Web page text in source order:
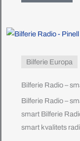
Bilferie Europa
Bilferie Radio –
Bilferie Radio –
smart Bilferie
smart kvalitets